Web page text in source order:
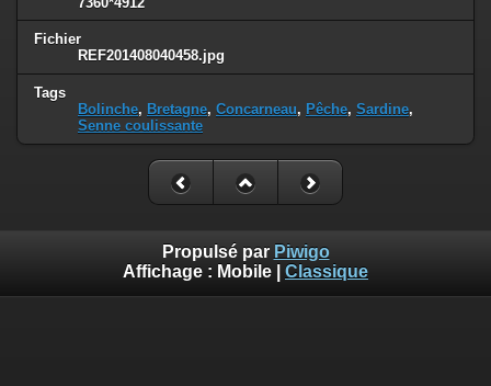
Fichier
REF201408040458.jpg
Tags
Bolinche, Bretagne, Concarneau, Pêche, Sardine,
Senne coulissante
Propulsé par Piwigo
Affichage : Mobile Classique